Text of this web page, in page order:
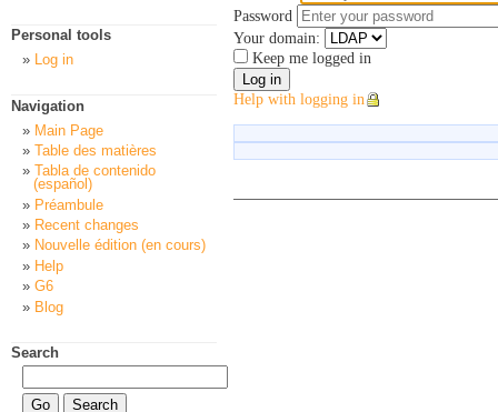
Password
Your domain:
Keep me logged in
Help with logging in
Personal tools
Log in
Navigation
Main Page
Table des matières
Tabla de contenido
(español)
Préambule
Recent changes
Nouvelle édition (en cours)
Help
G6
Blog
Search